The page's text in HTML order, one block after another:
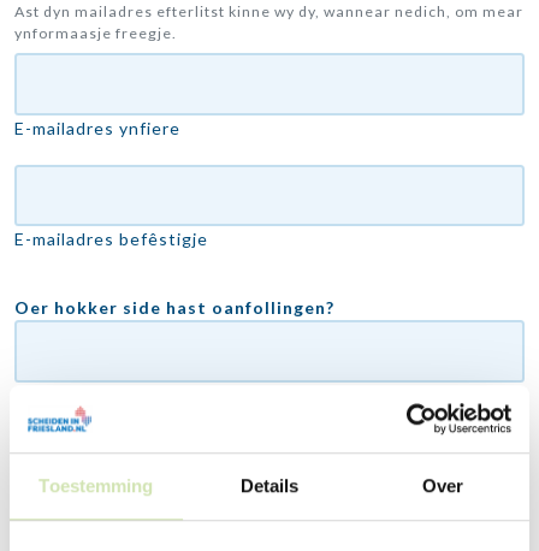
Toestemming Details Over
Ast dyn mailadres efterlitst kinne wy dy, wannear nedich, om mear
ynformaasje freegje.
E-mailadres ynfiere
E-mailadres befêstigje
Oer hokker side hast oanfollingen?
Omskriuw de ynformaasje en de reden wêrom 't dizze
ynfo op it platfoarm heart te stean.